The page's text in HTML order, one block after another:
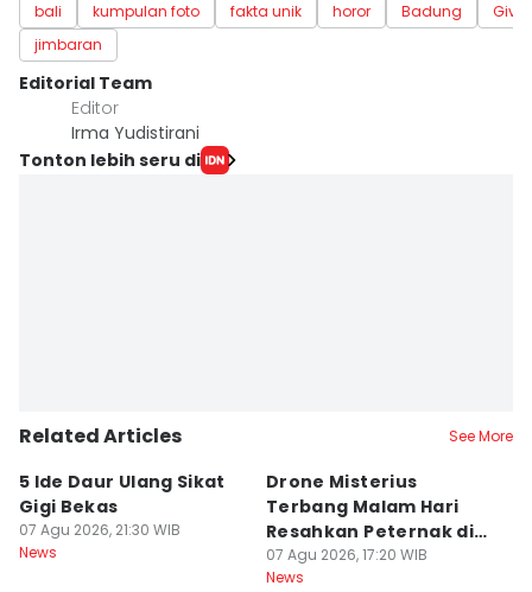
bali kumpulan foto fakta unik horor Badung
Give
jimbaran
Editorial Team
Editor
Irma Yudistirani
Tonton lebih seru di
Related Articles See More
5 Ide Daur Ulang Sikat
Gigi Bekas
07 Agu 2026, 21:30 WIB
News
Drone Misterius
Terbang Malam Hari
Resahkan Peternak di
Marga Tabanan
07 Agu 2026, 17:20 WIB
News